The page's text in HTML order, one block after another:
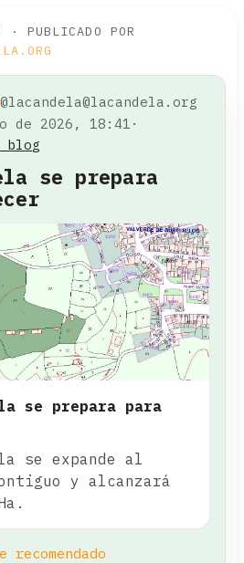
· PUBLICADO POR
@lacandela@lacandela.org
de 2026, 18:41 ·
blog
se prepara
se prepara para
se expande al
y alcanzará